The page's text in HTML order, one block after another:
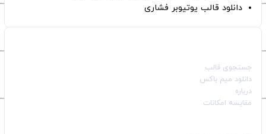
دانلود قالب یوتیوبر فشاری
جستجوی قالب
دانلود میم باکس
درباره
مقایسه امکانات